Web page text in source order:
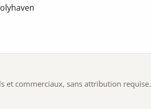
et commerciaux, sans attribution requise.